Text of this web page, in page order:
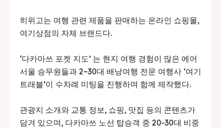
히위고는 여행 관련 제품을 판매하는 온라인 쇼핑몰,
여기상점의 자체 브랜드다.
‘다카마쓰 포켓 지도’ 는 현지 여행 경험이 많은 에어
서울 승무원들과 2~30대 배낭여행 전문 여행사 ‘여기
트래블’이 수차례 미팅을 진행하며 함께 제작했다.
관광지 소개와 교통 정보, 쇼핑, 맛집 등의 콘텐츠가
담겨 있으며, 다카마쓰 노선 탑승객 중 20-30대 비중